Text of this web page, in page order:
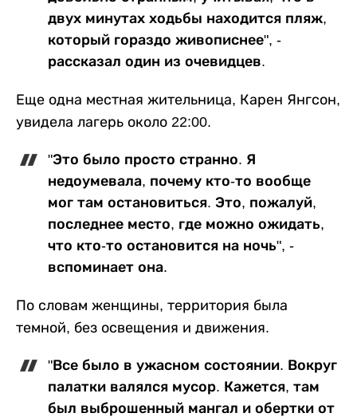
двух минутах ходьбы находится пляж,
который гораздо живописнее", -
рассказал один из очевидцев.
Еще одна местная жительница, Карен Янгсон,
увидела лагерь около 22:00.
"Это было просто странно. Я
недоумевала, почему кто-то вообще
мог там остановиться. Это, пожалуй,
последнее место, где можно ожидать,
что кто-то остановится на ночь", -
вспоминает она.
По словам женщины, территория была
темной, без освещения и движения.
"Все было в ужасном состоянии. Вокруг
палатки валялся мусор. Кажется, там
был выброшенный мангал и обертки от